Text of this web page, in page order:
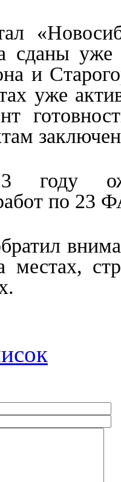
сданы
и
уже
по 23
местах,